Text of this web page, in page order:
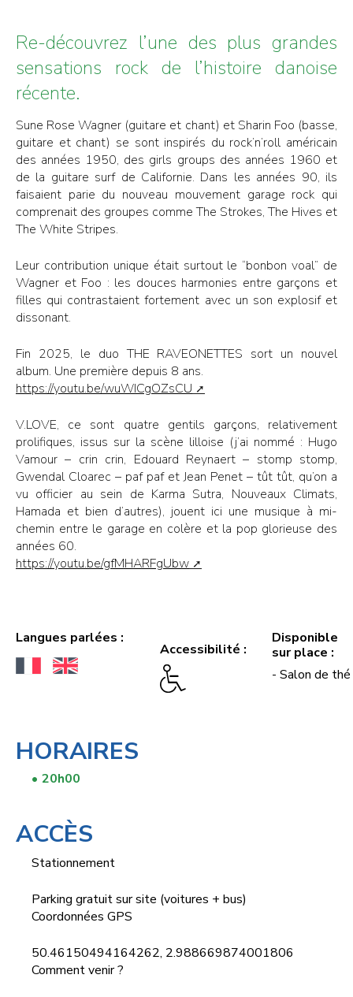
Re-découvrez l’une des plus grandes
sensations rock de l’histoire danoise
récente.
Sune Rose Wagner (guitare et chant) et Sharin Foo (basse,
guitare et chant) se sont inspirés du rock’n’roll américain
des années 1950, des girls groups des années 1960 et
de la guitare surf de Californie. Dans les années 90, ils
faisaient parie du nouveau mouvement garage rock qui
comprenait des groupes comme The Strokes, The Hives et
The White Stripes.
Leur contribution unique était surtout le “bonbon voal” de
Wagner et Foo : les douces harmonies entre garçons et
filles qui contrastaient fortement avec un son explosif et
dissonant.
Fin 2025, le duo THE RAVEONETTES sort un nouvel
album. Une première depuis 8 ans.
https://youtu.be/wuWICgOZsCU
V.LOVE, ce sont quatre gentils garçons, relativement
prolifiques, issus sur la scène lilloise (j’ai nommé : Hugo
Vamour – crin crin, Edouard Reynaert – stomp stomp,
Gwendal Cloarec – paf paf et Jean Penet – tût tût, qu’on a
vu officier au sein de Karma Sutra, Nouveaux Climats,
Hamada et bien d’autres), jouent ici une musique à mi-
chemin entre le garage en colère et la pop glorieuse des
années 60.
https://youtu.be/gfMHARFgUbw
Langues parlées :
Accessibilité :
Disponible
sur place :
- Salon de thé
HORAIRES
20h00
ACCÈS
Stationnement
Parking gratuit sur site (voitures + bus)
Coordonnées GPS
50.46150494164262, 2.988669874001806
Comment venir ?